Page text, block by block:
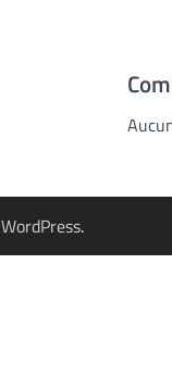
WordPress.